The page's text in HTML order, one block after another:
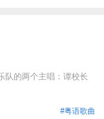
队的两个主唱：谭校长
#粤语歌曲